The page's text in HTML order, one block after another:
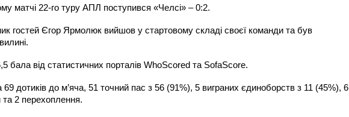
матчі 22-го туру АПЛ поступився «Челсі» – 0:2.
гостей Єгор Ярмолюк вийшов у стартовому складі своєї команди та був
бала від статистичних порталів WhoScored та SofaScore.
дотиків до м’яча, 51 точний пас з 56 (91%), 5 виграних єдиноборств з 11 (45%), 6
та 2 перехоплення.